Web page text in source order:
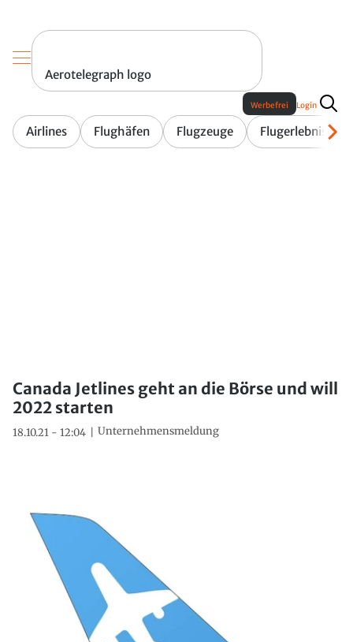
Aerotelegraph logo
Airlines Flughäfen Flugzeuge Flugerlebnis
Werbefrei Login
Canada Jetlines geht an die Börse und will
2022 starten
18.10.21 - 12:04 Unternehmensmeldung